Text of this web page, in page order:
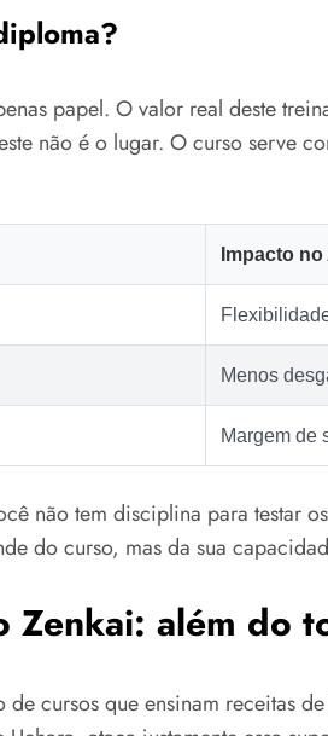
papel. O valor real deste
não é o lugar. O curso serve
Impacto
Menos
Margem de
não tem disciplina para testar
do curso, mas da sua
Zenkai: além do
cursos que ensinam receitas